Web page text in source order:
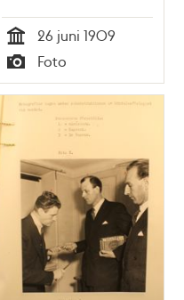
Tid
26 juni 1909
Typ
Foto